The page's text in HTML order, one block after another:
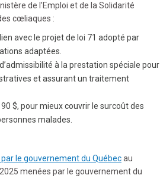
de l’Emploi et de la Solidarité
cœliaques :
avec le projet de loi 71 adopté par
adaptées.
à la prestation spéciale pour
et assurant un traitement
$, pour mieux couvrir le surcoût des
malades.
le gouvernement du Québecau
menées par le gouvernement du